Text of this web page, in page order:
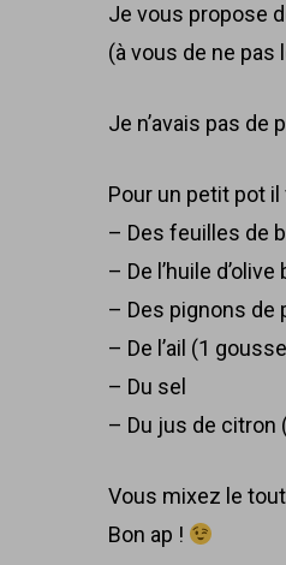
Je vous propose
(à vous de ne pas
Je n’avais pas
Pour un petit pot il
– Des feuilles de
– De l’huile
– Des pignons de
– De l’ail (1
– Du sel
– Du jus de citron
Vous mixez le tout
Bon ap !